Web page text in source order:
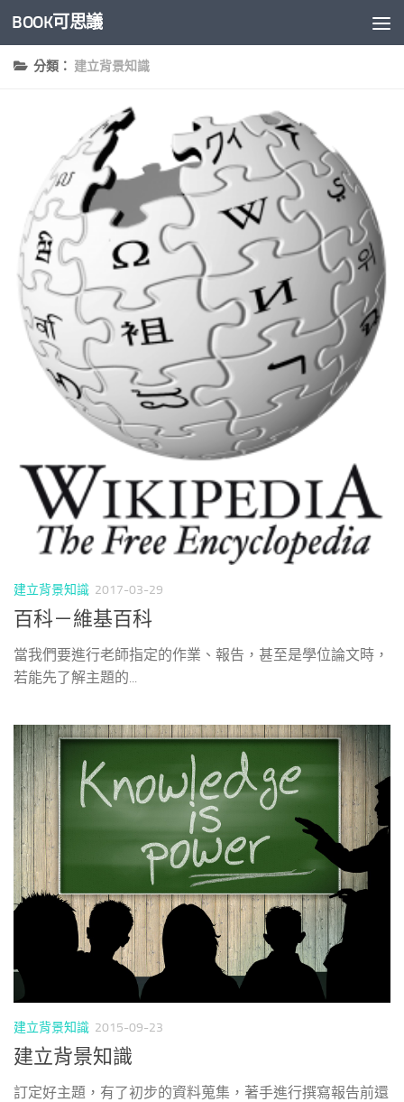
Skip to content
BOOK可思議
分類： 建立背景知識
建立背景知識 2017-03-29
百科－維基百科
當我們要進行老師指定的作業、報告，甚至是學位論文時，
若能先了解主題的...
建立背景知識 2015-09-23
建立背景知識
訂定好主題，有了初步的資料蒐集，著手進行撰寫報告前還